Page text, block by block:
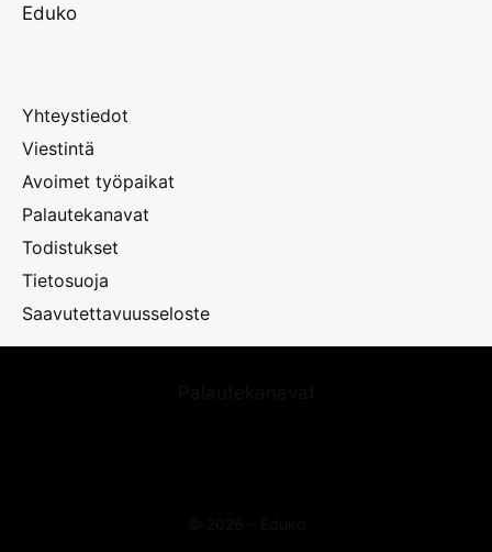
Eduko
Yhteystiedot
Viestintä
Avoimet työpaikat
Palautekanavat
Todistukset
Tietosuoja
Saavutettavuusseloste